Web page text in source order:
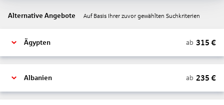
Alternative Angebote Auf Basis Ihrer zuvor gewählten Suchkriterien
Ägypten ab 315 €
Albanien ab 235 €